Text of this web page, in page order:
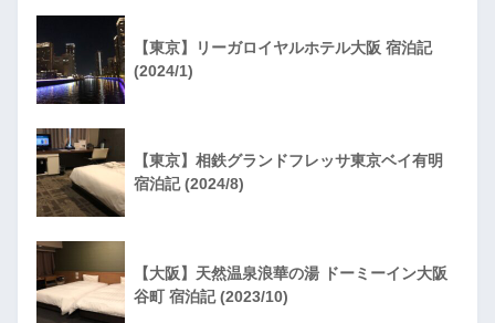
【東京】リーガロイヤルホテル大阪 宿泊記
(2024/1)
【東京】相鉄グランドフレッサ東京ベイ有明
宿泊記 (2024/8)
【大阪】天然温泉浪華の湯 ドーミーイン大阪
谷町 宿泊記 (2023/10)